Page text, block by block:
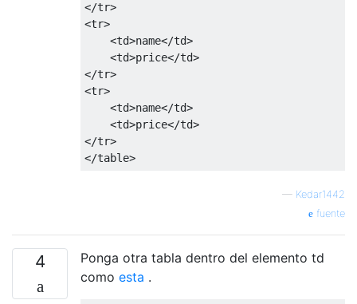
</tr>
<tr>
<td>name</td>
<td>price</td>
</tr>
<tr>
<td>name</td>
<td>price</td>
</tr>
</table>
— Kedar1442
fuente
4
Ponga otra tabla dentro del elemento td
como esta .